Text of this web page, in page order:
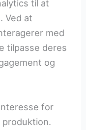
til at
Ved at
med
tilpasse deres
og
for